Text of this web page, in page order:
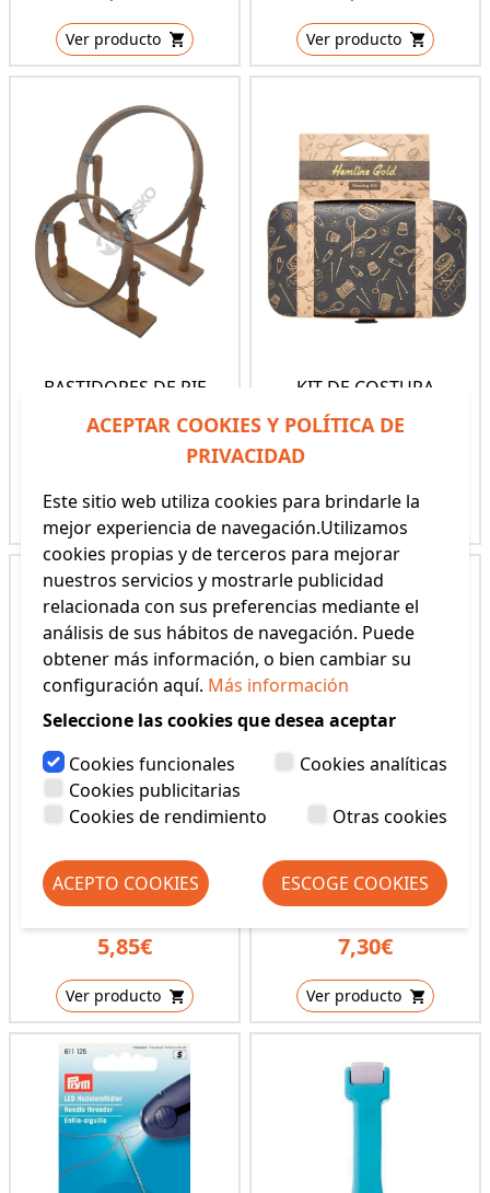
Ver producto Ver producto
BASTIDORES DE PIE
(REF: 10790)
34,95€ - 39,95€
Ver producto
KIT DE COSTURA
HEMLINE GOLD
(REF: 4921,HG)
Ver producto
DEDAL TIRADOR DE
AGUJA
5,85€
Ver producto
ENHEBRADOR
AUTOMATICO
7,30€
Ver producto
ACEPTAR COOKIES Y POLÍTICA DE
PRIVACIDAD
Este sitio web utiliza cookies para brindarle la
mejor experiencia de navegación.Utilizamos
cookies propias y de terceros para mejorar
nuestros servicios y mostrarle publicidad
relacionada con sus preferencias mediante el
análisis de sus hábitos de navegación. Puede
obtener más información, o bien cambiar su
configuración aquí. Más información
Seleccione las cookies que desea aceptar
Cookies funcionales
Cookies analíticas
Cookies publicitarias
Cookies de rendimiento
Otras cookies
ACEPTO COOKIES ESCOGE COOKIES